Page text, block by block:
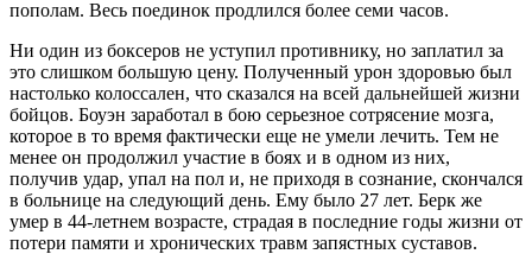
пополам. Весь поединок продлился более семи часов.
Ни один из боксеров не уступил противнику, но заплатил за
это слишком большую цену. Полученный урон здоровью был
настолько колоссален, что сказался на всей дальнейшей жизни
бойцов. Боуэн заработал в бою серьезное сотрясение мозга,
которое в то время фактически еще не умели лечить. Тем не
менее он продолжил участие в боях и в одном из них,
получив удар, упал на пол и, не приходя в сознание, скончался
в больнице на следующий день. Ему было 27 лет. Берк же
умер в 44-летнем возрасте, страдая в последние годы жизни от
потери памяти и хронических травм запястных суставов.